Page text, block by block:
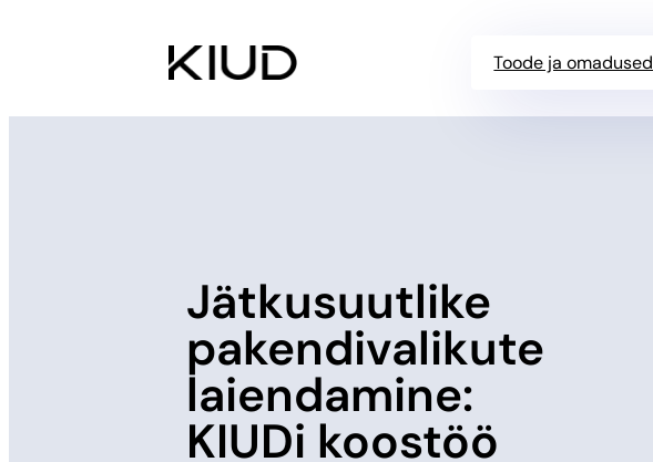
Toode ja omadused
Jätkusuutlike
pakendivalikute
laiendamine:
KIUDi koostöö